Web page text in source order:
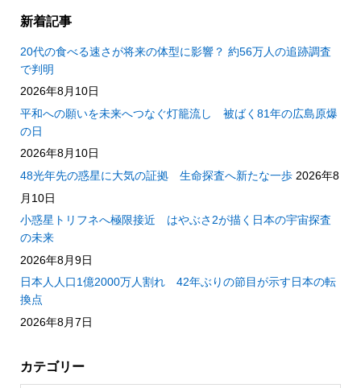
新着記事
20代の食べる速さが将来の体型に影響？ 約56万人の追跡調査
で判明
2026年8月10日
平和への願いを未来へつなぐ灯籠流し 被ばく81年の広島原爆
の日
2026年8月10日
48光年先の惑星に大気の証拠 生命探査へ新たな一歩 2026年8
月10日
小惑星トリフネへ極限接近 はやぶさ2が描く日本の宇宙探査
の未来
2026年8月9日
日本人人口1億2000万人割れ 42年ぶりの節目が示す日本の転
換点
2026年8月7日
カテゴリー